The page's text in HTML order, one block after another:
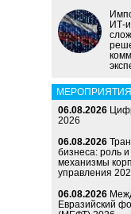
ИТ-
МЕРОПРИЯТИЯ
06.08.2026
2026
06.08.2026
бизнеса: роль
механизмы
управления
06.08.2026
Евразийский